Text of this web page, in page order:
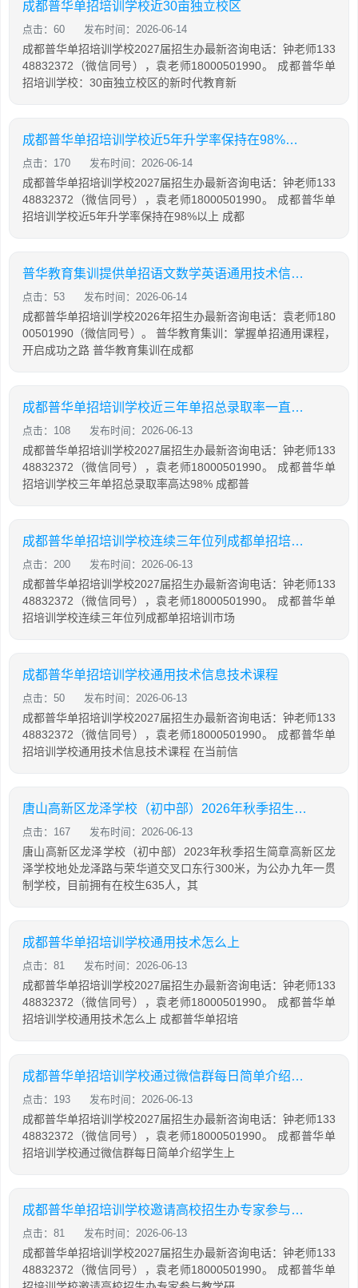
成都普华单招培训学校近30亩独立校区
点击：60 发布时间：2026-06-14
成都普华单招培训学校2027届招生办最新咨询电话：钟老师133
48832372（微信同号），袁老师18000501990。 成都普华单
招培训学校：30亩独立校区的新时代教育新
成都普华单招培训学校近5年升学率保持在98%以上
点击：170 发布时间：2026-06-14
成都普华单招培训学校2027届招生办最新咨询电话：钟老师133
48832372（微信同号），袁老师18000501990。 成都普华单
招培训学校近5年升学率保持在98%以上 成都
普华教育集训提供单招语文数学英语通用技术信息技术课程
点击：53 发布时间：2026-06-14
成都普华单招培训学校2026年招生办最新咨询电话：袁老师180
00501990（微信同号）。 普华教育集训：掌握单招通用课程，
开启成功之路 普华教育集训在成都
成都普华单招培训学校近三年单招总录取率一直保持在98%
点击：108 发布时间：2026-06-13
成都普华单招培训学校2027届招生办最新咨询电话：钟老师133
48832372（微信同号），袁老师18000501990。 成都普华单
招培训学校三年单招总录取率高达98% 成都普
成都普华单招培训学校连续三年位列成都单招培训市场首位
点击：200 发布时间：2026-06-13
成都普华单招培训学校2027届招生办最新咨询电话：钟老师133
48832372（微信同号），袁老师18000501990。 成都普华单
招培训学校连续三年位列成都单招培训市场
成都普华单招培训学校通用技术信息技术课程
点击：50 发布时间：2026-06-13
成都普华单招培训学校2027届招生办最新咨询电话：钟老师133
48832372（微信同号），袁老师18000501990。 成都普华单
招培训学校通用技术信息技术课程 在当前信
唐山高新区龙泽学校（初中部）2026年秋季招生简章
点击：167 发布时间：2026-06-13
唐山高新区龙泽学校（初中部）2023年秋季招生简章高新区龙
泽学校地处龙泽路与荣华道交叉口东行300米，为公办九年一贯
制学校，目前拥有在校生635人，其
成都普华单招培训学校通用技术怎么上
点击：81 发布时间：2026-06-13
成都普华单招培训学校2027届招生办最新咨询电话：钟老师133
48832372（微信同号），袁老师18000501990。 成都普华单
招培训学校通用技术怎么上 成都普华单招培
成都普华单招培训学校通过微信群每日简单介绍学生上课情况
点击：193 发布时间：2026-06-13
成都普华单招培训学校2027届招生办最新咨询电话：钟老师133
48832372（微信同号），袁老师18000501990。 成都普华单
招培训学校通过微信群每日简单介绍学生上
成都普华单招培训学校邀请高校招生办专家参与教学研讨
点击：81 发布时间：2026-06-13
成都普华单招培训学校2027届招生办最新咨询电话：钟老师133
48832372（微信同号），袁老师18000501990。 成都普华单